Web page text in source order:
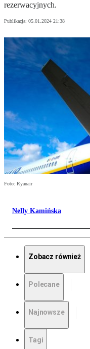
rezerwacyjnych.
Publikacja: 05.01.2024 21:38
Foto: Ryanair
Nelly Kamińska
Zobacz również
Polecane
Najnowsze
Tagi